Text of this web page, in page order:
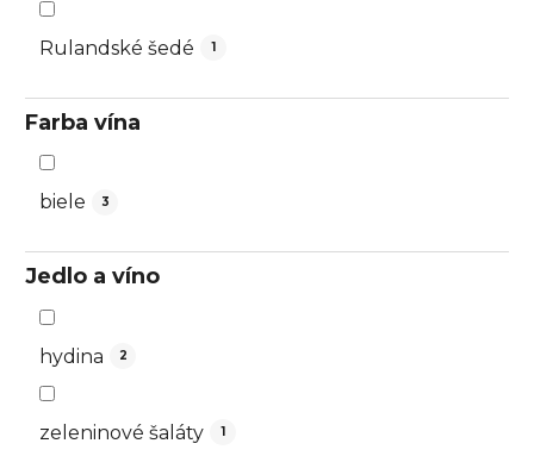
Rulandské šedé 1
Farba vína
biele 3
Jedlo a víno
hydina 2
zeleninové šaláty 1